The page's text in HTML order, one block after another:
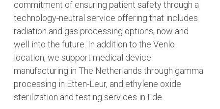
commitment of ensuring patient safety through a
technology-neutral service offering that includes
radiation and gas processing options, now and
well into the future. In addition to the Venlo
location, we support medical device
manufacturing in The Netherlands through gamma
processing in Etten-Leur, and ethylene oxide
sterilization and testing services in Ede.